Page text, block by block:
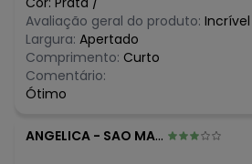
Avaliação geral do produto: Incrível
Largura: Apertado
Comprimento: Curto
Comentário:
Ótimo
ANGELICA - SAO MATEUS - ES